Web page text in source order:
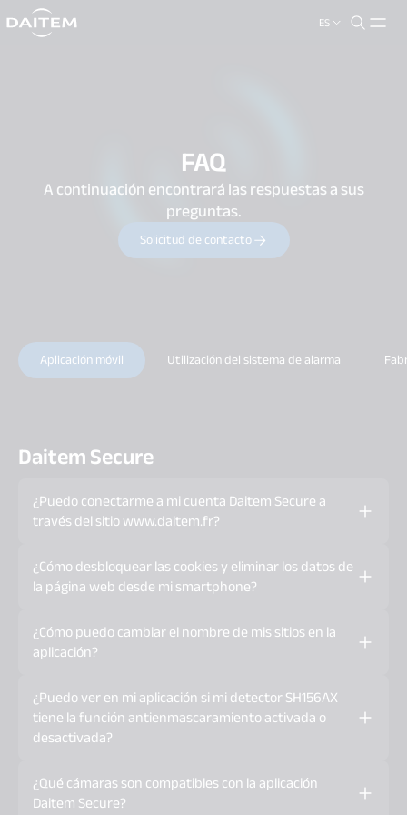
ES
search.label
FAQ
A continuación encontrará las respuestas a sus
preguntas.
Solicitud de contacto
Aplicación móvil Utilización del sistema de alarma
Daitem Secure
¿Puedo conectarme a mi cuenta Daitem Secure a
través del sitio www.daitem.fr?
Daitem Secure es una aplicación solo para teléfonos
inteligentes y tabletas, por lo que no es accesible desde
¿Cómo desbloquear las cookies y eliminar los datos de
la página web desde mi smartphone?
Android:
desde su smartphone, abra su navegador de Internet
avanzados» - «Ajustes de la página web» - «Cookies» y
seleccione «Bloquear cookies de terceros». A
continuación, vaya a Privacidad y seguridad y haga clic
en «Borrar datos de navegación».
Apple:
¿Cómo puedo cambiar el nombre de mis sitios en la
aplicación?
En el menú, haga clic en «Mis preferencias», haga clic en
«Cambiar el nombre de mi sistema» y escriba el nombre
que desee.
¿Puedo ver en mi aplicación si mi detector SH156AX
tiene la función antienmascaramiento activada o
desactivada?
No, la función antienmascaramiento no es visible en la
aplicación.
¿Qué cámaras son compatibles con la aplicación
Daitem Secure?